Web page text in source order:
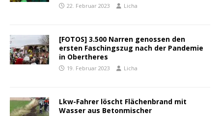
22. Februar 2023 Licha
[FOTOS] 3.500 Narren genossen den
ersten Faschingszug nach der Pandemie
in Obertheres
19. Februar 2023 Licha
Lkw-Fahrer löscht Flächenbrand mit
Wasser aus Betonmischer